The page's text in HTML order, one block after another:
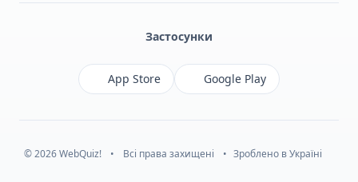
Застосунки
App Store Google Play
© 2026 WebQuiz! • Всі права захищені • Зроблено в Україні